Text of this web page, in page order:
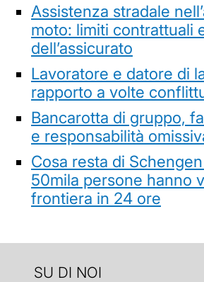
Assistenza stradale
moto: limiti contrattuali
dell’assicurato
Lavoratore e datore di
rapporto a volte
Bancarotta di gruppo,
e responsabilità
Cosa resta di
50mila persone hanno
frontiera in 24 ore
SU DI NOI